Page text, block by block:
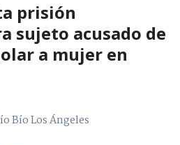
prisión
sujeto acusado de
a mujer en
Bío Los Ángeles